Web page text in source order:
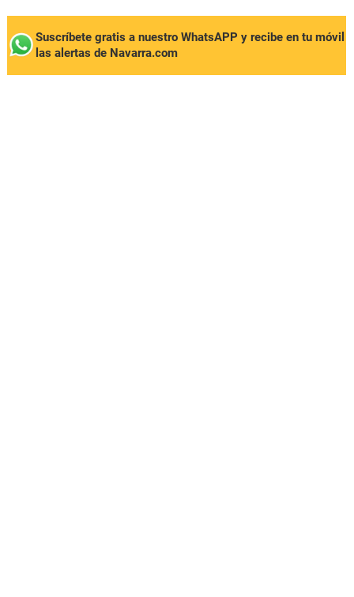
Suscríbete gratis a nuestro WhatsAPP y recibe en tu móvil
las alertas de Navarra.com